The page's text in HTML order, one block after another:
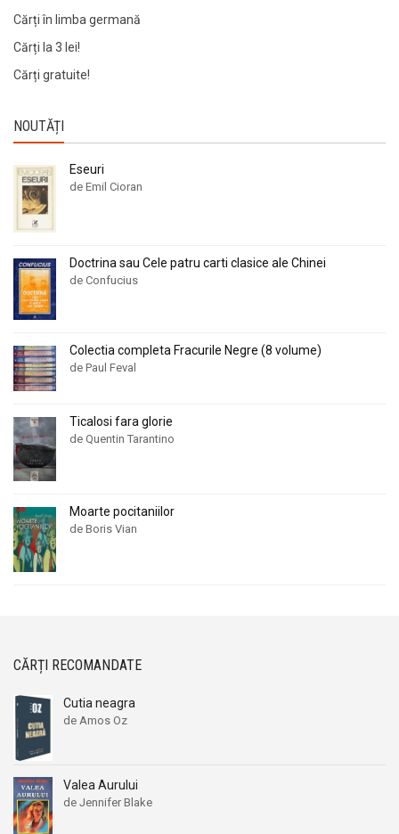
Cărți în limba germană
Cărți la 3 lei!
Cărți gratuite!
NOUTĂȚI
Eseuri
de Emil Cioran
Doctrina sau Cele patru carti clasice ale Chinei
de Confucius
Colectia completa Fracurile Negre (8 volume)
de Paul Feval
Ticalosi fara glorie
de Quentin Tarantino
Moarte pocitaniilor
de Boris Vian
CĂRȚI RECOMANDATE
Cutia neagra
de Amos Oz
Valea Aurului
de Jennifer Blake